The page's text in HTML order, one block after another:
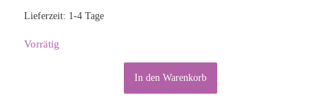
Lieferzeit: 1-4 Tage
Vorrätig
In den Warenkorb